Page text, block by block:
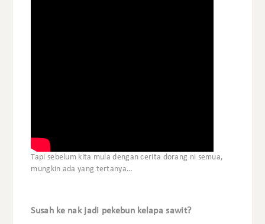
Tapi sebelum kita mula dengan cerita dorang ni semua,
mungkin ada yang tertanya…
Susah ke nak jadi pekebun kelapa sawit?